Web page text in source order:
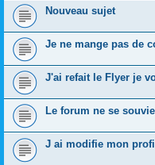
Nouveau sujet
Je ne mange pas de
J'ai refait le Flyer je
Le forum ne se
J ai modifie mon